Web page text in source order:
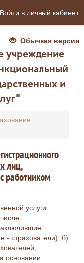
Войти в личный кабинет
Обычная версия
учреждение
и
лиц,
работником
услуги
- страхователи); б)
основании